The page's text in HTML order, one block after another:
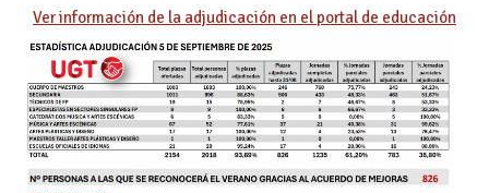
Ver información de la adjudicación en el portal de educación